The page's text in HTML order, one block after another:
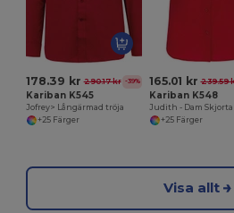
178.39 kr 290.17 kr -39%
Kariban K545
Jofrey> Långärmad tröja
+25 Färger
165.01 kr 239.59
Kariban K548
+25 Färger
Visa allt